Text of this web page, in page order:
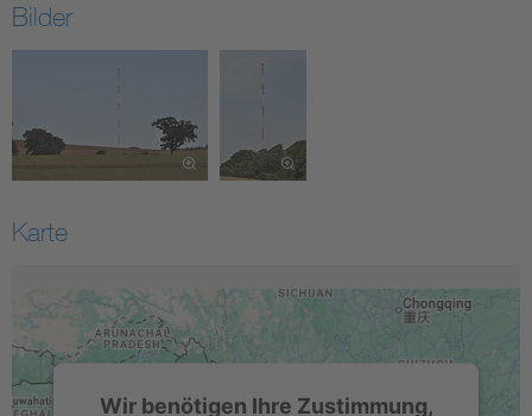
Bilder
Karte
Wir benötigen Ihre Zustimmung,